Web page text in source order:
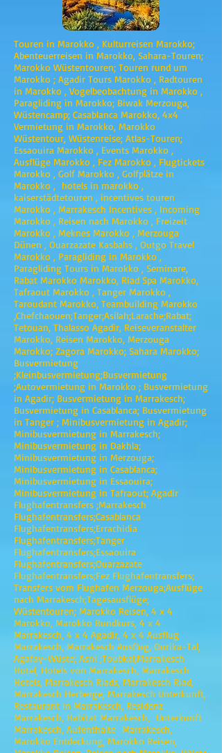
Touren in Marokko , Kulturreisen Marokko;
Abenteuerreisen in Marokko, Sahara-Touren;
Marokko Wüstentouren; Touren rund um
Marokko ; Agadir Tours Marokko , Radtouren
in Marokko , Vogelbeobachtung in Marokko ,
Paragliding in Marokko; Biwak Merzouga,
Wüstencamp; Casablanca Marokko, 4x4
Vermietung in Marokko, Marokko
Wüstentour, Wüstenreise; Atlas-Touren;
Essaouira Marokko , Events Marokko ,
Ausflüge Marokko , Fez Marokko , Flugtickets
Marokko , Golf Marokko , Golfplätze in
Marokko , hotels in marokko ,
kaiserstädtetouren , incentives touren
Marokko , Marrakesch Incentives , Incoming
Marokko , Reisen nach Marokko , Freizeit
Marokko , Meknes Marokko , Merzouga
Dünen , Ouarzazate Kasbahs , Outgo Travel
Marokko , Paragliding in Marokko ,
Paragliding Tours in Marokko , Seminare,
Rabat Marokko Marokko, Riad Spa Marokko,
Tafraout Marokko , Tanger Marokko ,
Taroudant Marokko, Teambuilding Marokko
,Chefchaouen;Tanger;Asilah;Larache;Rabat;
Tetouan, Thalasso Agadir, Reiseveranstalter
Marokko, Reisen Marokko, Merzouga
Marokko; Zagora Marokko; Sahara Marokko;
Busvermietung
;Kleinbusvermietung;Busvermietung
;Autovermietung in Marokko ; Busvermietung
in Agadir; Busvermietung in Marrakesch;
Busvermietung in Casablanca; Busvermietung
in Tanger ; Minibusvermietung in Agadir;
Minibusvermietung in Marrakesch;
Minibusvermietung in Dakhla;
Minibusvermietung in Merzouga;
Minibusvermietung in Casablanca;
Minibusvermietung in Essaouira;
Minibusvermietung in Tafraout; Agadir
Flughafentransfers ;Marrakesch
Flughafentransfers;Casablanca
Flughafentransfers;Errachidia
Flughafentransfers;Tanger
Flughafentransfers;Essaouira
Flughafentransfers;Ouarzazate
Flughafentransfers;Fez Flughafentransfers;
Transfers vom Flughafen Merzouga;Ausflüge
nach Marrakesch;Tagesausflüge;
Wüstentouren; Marokko Reisen, 4 x 4
Marokko, Marokko Rundkurs, 4 x 4
Marrakesch, 4 x 4 Agadir, 4 x 4 Ausflug
Marrakesch, Marrakesch Ausflug, Ourika-Tal,
Agafay-Wüste; Asni ;Toubkal;Marrakesch
Hotel, Hotels von Marrakesch, Marrakesch
Hotels, Marrakesch Riads, Marrakesch Riad,
Marrakesch Herberge, Marrakesch Unterkunft,
Restaurant in Marrakesch, Residenz
Marrakesch, Habitat Marrakesch, Unterkunft
Marrakesch, Aufenthalte Marrakesch,
Marokko Entdeckung, Marokko Reisen,